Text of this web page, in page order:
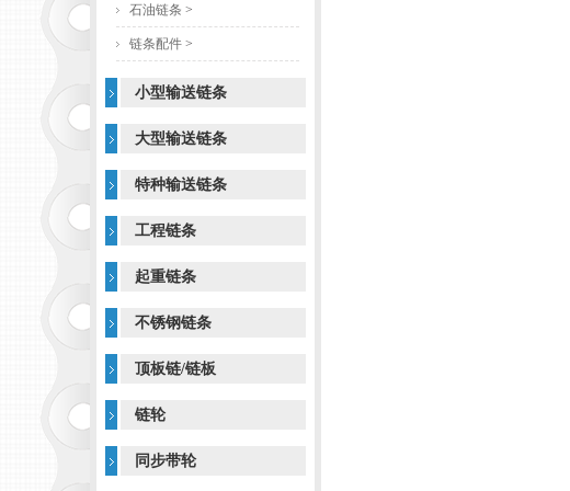
石油链条 >
链条配件 >
小型输送链条
大型输送链条
特种输送链条
工程链条
起重链条
不锈钢链条
顶板链/链板
链轮
同步带轮